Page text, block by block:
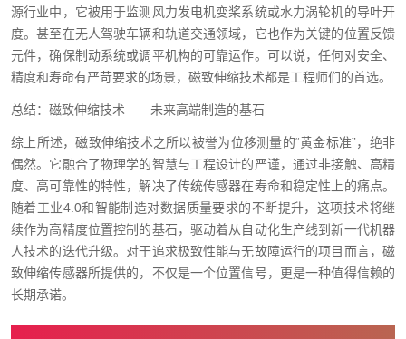
源行业中，它被用于监测风力发电机变桨系统或水力涡轮机的导叶开
度。甚至在无人驾驶车辆和轨道交通领域，它也作为关键的位置反馈
元件，确保制动系统或调平机构的可靠运作。可以说，任何对安全、
精度和寿命有严苛要求的场景，磁致伸缩技术都是工程师们的首选。
总结：磁致伸缩技术——未来高端制造的基石
综上所述，磁致伸缩技术之所以被誉为位移测量的“黄金标准”，绝非
偶然。它融合了物理学的智慧与工程设计的严谨，通过非接触、高精
度、高可靠性的特性，解决了传统传感器在寿命和稳定性上的痛点。
随着工业4.0和智能制造对数据质量要求的不断提升，这项技术将继
续作为高精度位置控制的基石，驱动着从自动化生产线到新一代机器
人技术的迭代升级。对于追求极致性能与无故障运行的项目而言，磁
致伸缩传感器所提供的，不仅是一个位置信号，更是一种值得信赖的
长期承诺。